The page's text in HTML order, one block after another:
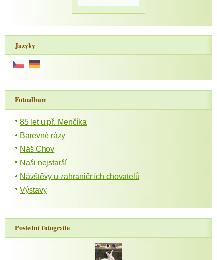
Jazyky
Fotoalbum
85 let u př. Menčíka
Barevné rázy
Náš Chov
Naši nejstarší
Návštěvy u zahraničních chovatelů
Výstavy
Poslední fotografie